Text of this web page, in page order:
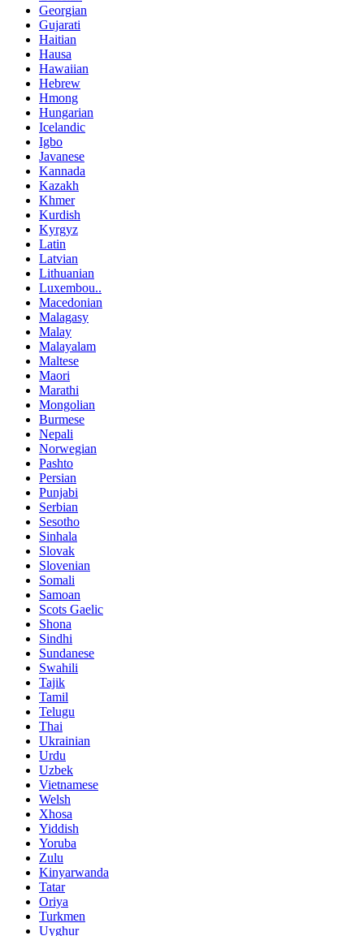
Georgian
Gujarati
Haitian
Hausa
Hawaiian
Hebrew
Hmong
Hungarian
Icelandic
Igbo
Javanese
Kannada
Kazakh
Khmer
Kurdish
Kyrgyz
Latin
Latvian
Lithuanian
Luxembou..
Macedonian
Malagasy
Malay
Malayalam
Maltese
Maori
Marathi
Mongolian
Burmese
Nepali
Norwegian
Pashto
Persian
Punjabi
Serbian
Sesotho
Sinhala
Slovak
Slovenian
Somali
Samoan
Scots Gaelic
Shona
Sindhi
Sundanese
Swahili
Tajik
Tamil
Telugu
Thai
Ukrainian
Urdu
Uzbek
Vietnamese
Welsh
Xhosa
Yiddish
Yoruba
Zulu
Kinyarwanda
Tatar
Oriya
Turkmen
Uyghur